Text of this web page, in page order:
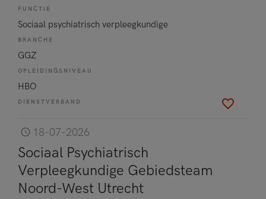
FUNCTIE
Sociaal psychiatrisch verpleegkundige
BRANCHE
GGZ
OPLEIDINGSNIVEAU
HBO
DIENSTVERBAND
18-07-2026
Sociaal Psychiatrisch
Verpleegkundige Gebiedsteam
Noord-West Utrecht